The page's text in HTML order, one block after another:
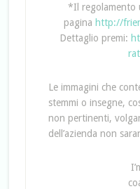
*Il regolamento
pagina http://
Dettaglio premi:
Le immagini che
stemmi o insegne,
non pertinenti,
dell’azienda non